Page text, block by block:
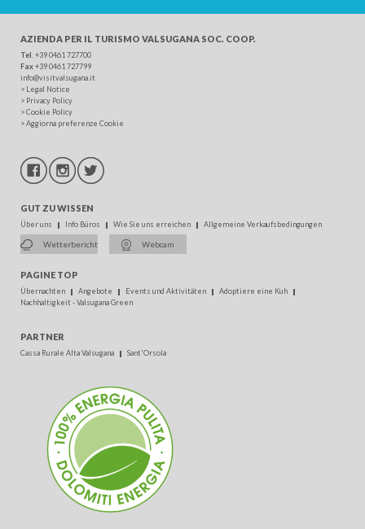
AZIENDA PER IL TURISMO VALSUGANA SOC. COOP.
Tel . +39 0461 727700
Fax+39 0461 727799
info@visitvalsugana.it
> Legal Notice
> Privacy Policy
>Cookie Policy
>Aggiorna preferenze Cookie
GUT ZU WISSEN
Über uns Info Büros Wie Sie uns erreichen Allgemeine Verkaufsbedingungen
Wetterbericht Webcam
PAGINE TOP
Übernachten Angebote Events und Aktivitäten
Adoptiere eine Kuh
Nachhaltigkeit - Valsugana Green
PARTNER
Cassa Rurale Alta Valsugana Sant'Orsola